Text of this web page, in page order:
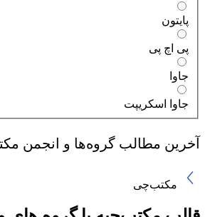
پایتون
پی اچ پی
جاوا
جاوا اسکریپت
آخرین مطالب گروه‌ها و انجمن
مکتب‌چی